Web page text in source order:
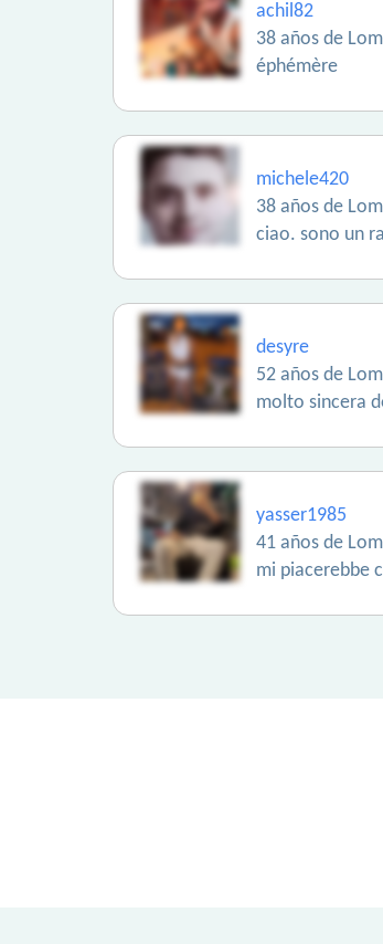
achil82
38 años de
éphémère
michele420
38 años de
ciao. sono un
desyre
52 años de
molto sincera
yasser1985
41 años de
mi piacerebbe